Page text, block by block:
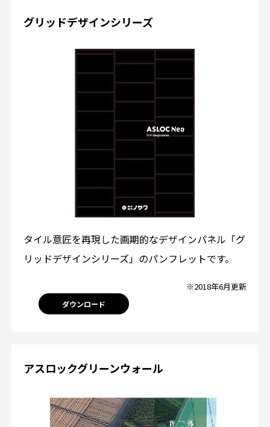
グリッドデザインシリーズ
タイル意匠を再現した画期的なデザインパネル「グ
リッドデザインシリーズ」のパンフレットです。
※2018年6月更新
ダウンロード
アスロックグリーンウォール